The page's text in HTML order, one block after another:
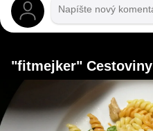
"fitmejker" Cestoviny